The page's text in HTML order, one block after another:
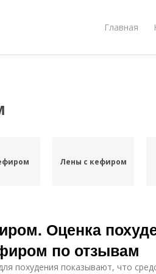
Главная
Лены с кефиром
Оценка
по отзывам
похудения показывают, что